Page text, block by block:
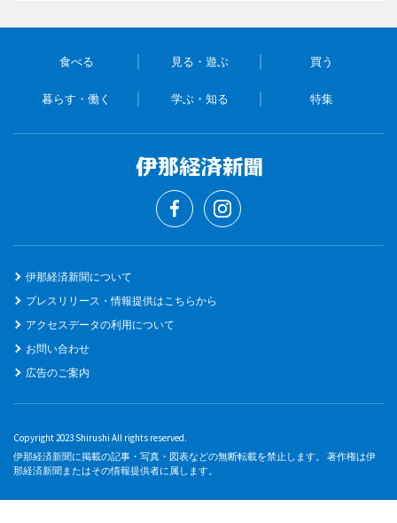
食べる 見る・遊ぶ 買う
暮らす・働く 学ぶ・知る 特集
伊那経済新聞について
プレスリリース・情報提供はこちらから
アクセスデータの利用について
お問い合わせ
広告のご案内
Copyright 2023 Shirushi All rights reserved.
伊那経済新聞に掲載の記事・写真・図表などの無断転載を禁止します。 著作権は伊
那経済新聞またはその情報提供者に属します。